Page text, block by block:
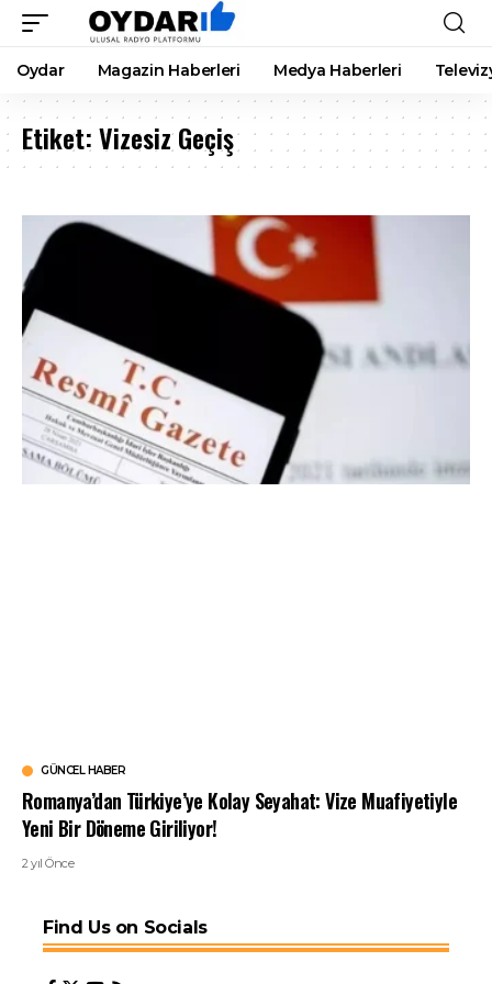
Oydar Magazin Haberleri Medya Haberleri
Etiket:Vizesiz Geçiş
GÜNCEL HABER
Romanya’dan Türkiye’ye Kolay Seyahat: Vize Muafiyetiyle
Yeni Bir Döneme Giriliyor!
2 yıl Önce
Find Us on Socials